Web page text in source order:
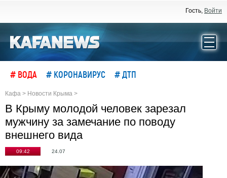
Гость, Войти
# ВОДА # КОРОНАВИРУС # ДТП
Кафа > Новости Крыма >
В Крыму молодой человек зарезал
мужчину за замечание по поводу
внешнего вида
09:42 24.07